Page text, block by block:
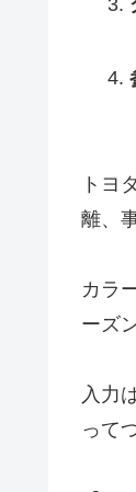
トヨ
離、
カラ
ーズ
入力
って